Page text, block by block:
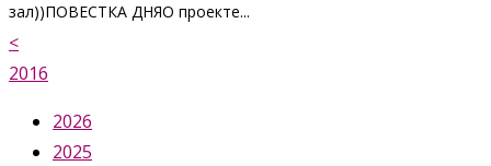
зал))ПОВЕСТКА ДНЯО проекте...
<
2016
2026
2025